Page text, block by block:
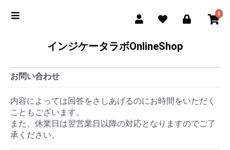
0
インジケータラボOnlineShop
お問い合わせ
内容によっては回答をさしあげるのにお時間をいただく
こともございます。
また、休業日は翌営業日以降の対応となりますのでご了
承ください。